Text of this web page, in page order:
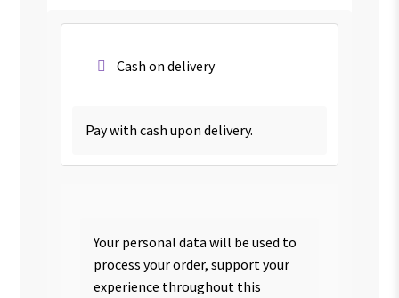
Cash on delivery
Pay with cash upon delivery.
Your personal data will be used to
process your order, support your
experience throughout this